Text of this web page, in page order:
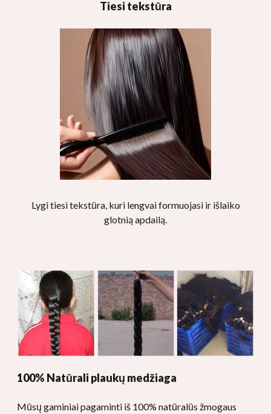
Tiesi tekstūra
Lygi tiesi tekstūra, kuri lengvai formuojasi ir išlaiko
glotnią apdailą.
100% Natūrali plaukų medžiaga
Mūsų gaminiai pagaminti iš 100% natūralūs žmogaus